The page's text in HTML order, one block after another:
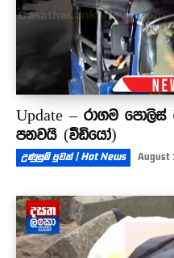
Update – රාගම
පනවයි (වීඩියෝ)
උණුසුම් පුවත් | Hot News August